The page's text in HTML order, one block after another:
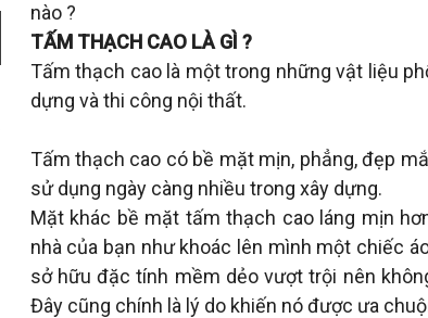
nào ?
TẤM THẠCH CAO LÀ GÌ ?
Tấm thạch cao là một trong những vật liệu
dựng và thi công nội thất.
Tấm thạch cao có bề mặt mịn, phẳng, đẹp
sử dụng ngày càng nhiều trong xây dựng.
Mặt khác bề mặt tấm thạch cao láng mịn
nhà của bạn như khoác lên mình một chiếc
sở hữu đặc tính mềm dẻo vượt trội nên
Đây cũng chính là lý do khiến nó được ưa